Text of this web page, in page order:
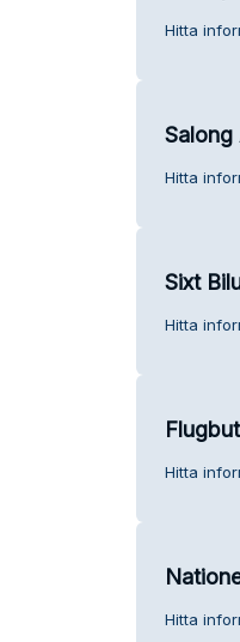
Hitta
Salong
Hitta
Sixt
Hitta
Hitta
Hitta